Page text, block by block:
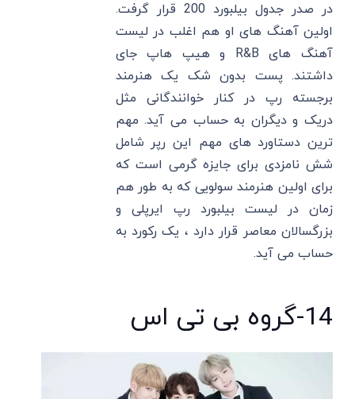
در صدر جدول بیلبورد 200 قرار گرفت.
اولین آهنگ های او هم اغلب در لیست
آهنگ های R&B و هیپ هاپ جای
داشتند. پست بدون شک یک هنرمند
برجسته رپ در کنار خوانندگانی مثل
دریک و دیگران به حساب می آید. مهم‌
ترین دستاورد های مهم این رپر شامل
شش نامزدی برای جایزه گرمی است که
برای اولین هنرمند سولویی که به طور هم
زمان در لیست بیلبورد رپ ایرپلی و
بزرگسالان معاصر قرار دارد ، یک رکورد به
حساب می آید.
14-گروه بی تی اس